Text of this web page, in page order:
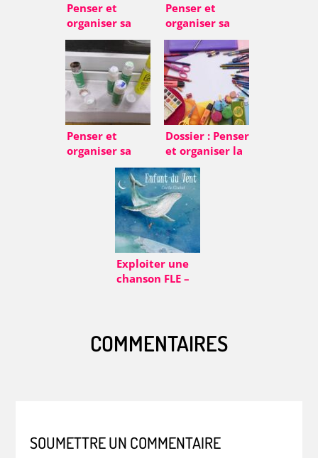
Penser et
organiser sa
salle de classe
enfants FLE – 8)
Conseils +
Conclusion
Penser et
organiser sa
salle de classe
enfants FLE – 2)
Un
environnement
esthétique
adapté
Penser et
organiser sa
salle de classe
enfants FLE – 4)
Respecter et
systématiser le
rangement et
le soin du
Dossier : Penser
et organiser la
salle enfants
Exploiter une
chanson FLE –
enfants
COMMENTAIRES
SOUMETTRE UN COMMENTAIRE